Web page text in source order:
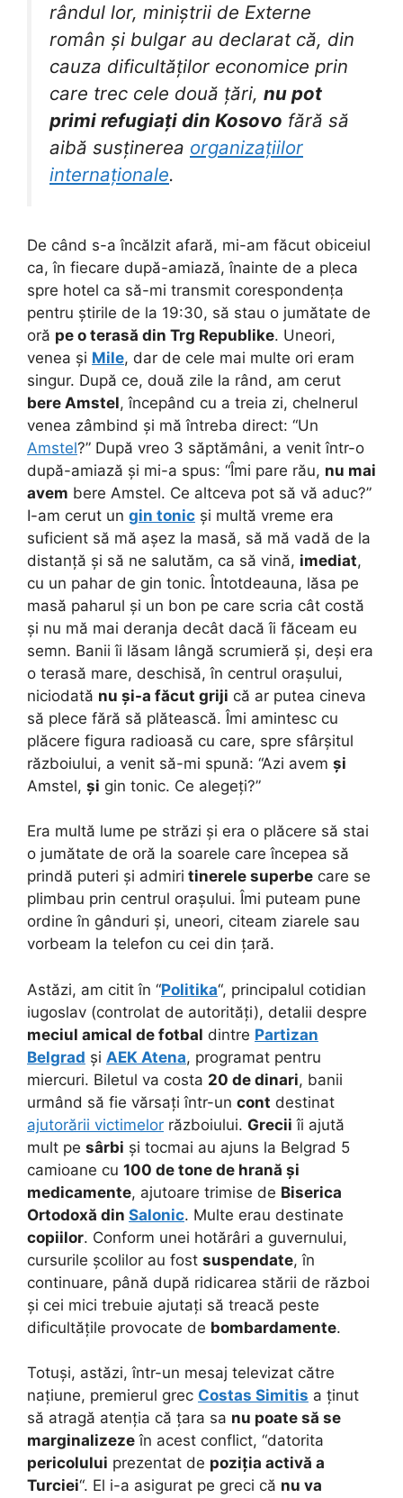
rândul lor, miniștrii de Externe
român și bulgar au declarat că, din
cauza dificultăților economice prin
care trec cele două țări, nu pot
primi refugiați din Kosovo fără să
aibă susținerea organizațiilor
internaționale.
De când s-a încălzit afară, mi-am făcut obiceiul
ca, în fiecare după-amiază, înainte de a pleca
spre hotel ca să-mi transmit corespondența
pentru știrile de la 19:30, să stau o jumătate de
oră pe o terasă din Trg Republike. Uneori,
venea și Mile, dar de cele mai multe ori eram
singur. După ce, două zile la rând, am cerut
bere Amstel, începând cu a treia zi, chelnerul
venea zâmbind și mă întreba direct: “Un
Amstel?” După vreo 3 săptămâni, a venit într-o
după-amiază și mi-a spus: “Îmi pare rău, nu mai
avem bere Amstel. Ce altceva pot să vă aduc?”
I-am cerut un gin tonic și multă vreme era
suficient să mă așez la masă, să mă vadă de la
distanță și să ne salutăm, ca să vină, imediat,
cu un pahar de gin tonic. Întotdeauna, lăsa pe
masă paharul și un bon pe care scria cât costă
și nu mă mai deranja decât dacă îi făceam eu
semn. Banii îi lăsam lângă scrumieră și, deși era
o terasă mare, deschisă, în centrul orașului,
niciodată nu și-a făcut griji că ar putea cineva
să plece fără să plătească. Îmi amintesc cu
plăcere figura radioasă cu care, spre sfârșitul
războiului, a venit să-mi spună: “Azi avem și
Amstel, și gin tonic. Ce alegeți?”
Era multă lume pe străzi și era o plăcere să stai
o jumătate de oră la soarele care începea să
prindă puteri și admiri tinerele superbe care se
plimbau prin centrul orașului. Îmi puteam pune
ordine în gânduri și, uneori, citeam ziarele sau
vorbeam la telefon cu cei din țară.
Astăzi, am citit în “Politika“, principalul cotidian
iugoslav (controlat de autorități), detalii despre
meciul amical de fotbal dintre Partizan
Belgrad și AEK Atena, programat pentru
miercuri. Biletul va costa 20 de dinari, banii
urmând să fie vărsați într-un cont destinat
ajutorării victimelor războiului. Grecii îi ajută
mult pe sârbi și tocmai au ajuns la Belgrad 5
camioane cu 100 de tone de hrană și
medicamente, ajutoare trimise de Biserica
Ortodoxă din Salonic. Multe erau destinate
copiilor. Conform unei hotărâri a guvernului,
cursurile școlilor au fost suspendate, în
continuare, până după ridicarea stării de război
și cei mici trebuie ajutați să treacă peste
dificultățile provocate de bombardamente.
Totuși, astăzi, într-un mesaj televizat către
națiune, premierul grec Costas Simitis a ținut
să atragă atenția că țara sa nu poate să se
marginalizeze în acest conflict, “datorita
pericolului prezentat de poziția activă a
Turciei“. El i-a asigurat pe greci că nu va